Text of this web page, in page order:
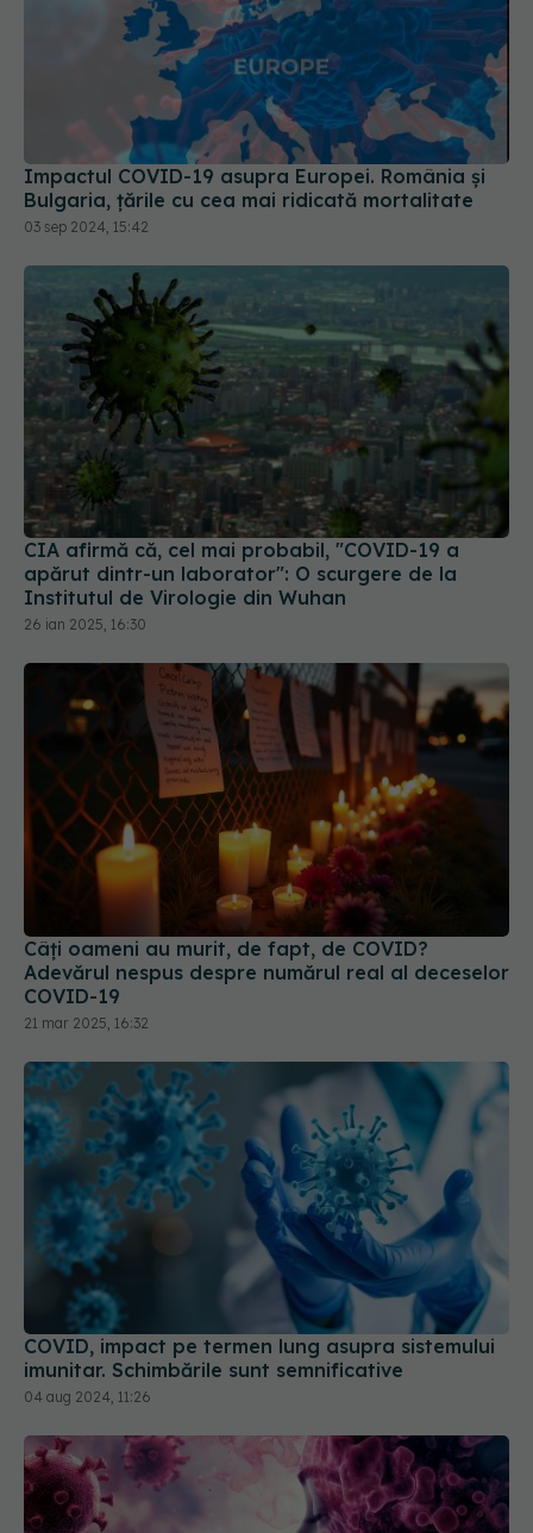
Impactul COVID-19 asupra Europei. România și
Bulgaria, țările cu cea mai ridicată mortalitate
03 sep 2024, 15:42
CIA afirmă că, cel mai probabil, "COVID-19 a
apărut dintr-un laborator": O scurgere de la
Institutul de Virologie din Wuhan
26 ian 2025, 16:30
Câți oameni au murit, de fapt, de COVID?
Adevărul nespus despre numărul real al deceselor
COVID-19
21 mar 2025, 16:32
COVID, impact pe termen lung asupra sistemului
imunitar. Schimbările sunt semnificative
04 aug 2024, 11:26